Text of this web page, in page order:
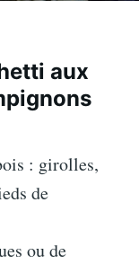
aux
: girolles,
de
ou de